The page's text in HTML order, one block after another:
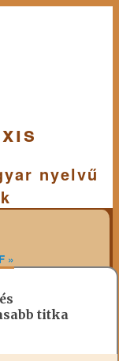
nyelvű
»
titka